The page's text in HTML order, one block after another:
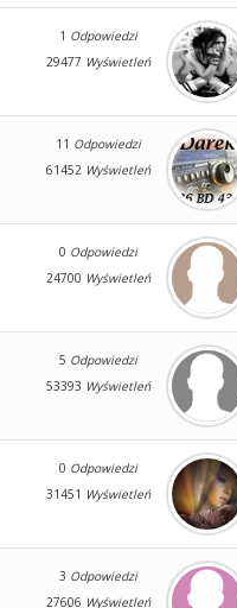
1 Odpowiedzi
29477 Wyświetleń
11 Odpowiedzi
61452 Wyświetleń
0 Odpowiedzi
24700 Wyświetleń
5 Odpowiedzi
53393 Wyświetleń
0 Odpowiedzi
31451 Wyświetleń
3 Odpowiedzi
27606 Wyświetleń